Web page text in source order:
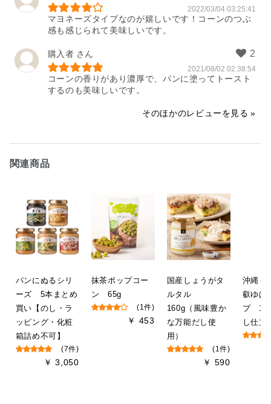
2022/03/04 03:25:41
マヨネーズタイプなのが嬉しいです！コーンのつぶ
感も感じられて美味しいです。
購入者
2021/08/02 02:38:54
コーンの香りがあり濃厚で、パンに塗ってトースト
するのも美味しいです。
そのほかのレビューを見る
関連商品
パンにぬるシリ
ーズ 5本まとめ
買い【のし・ラ
ッピング・化粧
箱詰め不可】
(7件)
￥ 3,050
抹茶ポップコー
ン 65g
(1件)
￥ 453
国産しょうがタ
ルタル
160g（風味豊か
な万能だし使
用）
(1件)
￥ 590
沖縄も
叡ゆば
プ 1食
し仕立